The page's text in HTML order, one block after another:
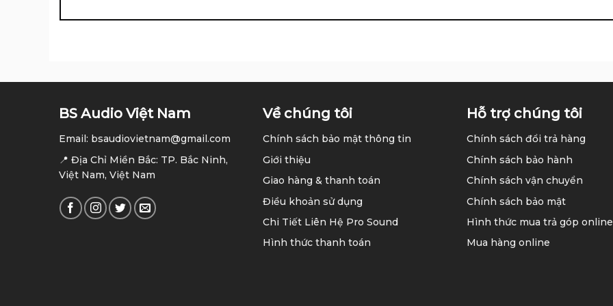
BS Audio Việt Nam
Email: bsaudiovietnam@gmail.com
📍 Địa Chỉ Miền Bắc: TP. Bắc Ninh,
Việt Nam, Việt Nam
Về chúng tôi
Chính sách bảo mật thông tin
Giới thiệu
Giao hàng & thanh toán
Điều khoản sử dụng
Chi Tiết Liên Hệ Pro Sound
Hình thức thanh toán
Hỗ trợ chúng tôi
Chính sách đổi trả hàng
Chính sách bảo hành
Chính sách vận chuyển
Chính sách bảo mật
Hình thức mua trả góp online
Mua hàng online